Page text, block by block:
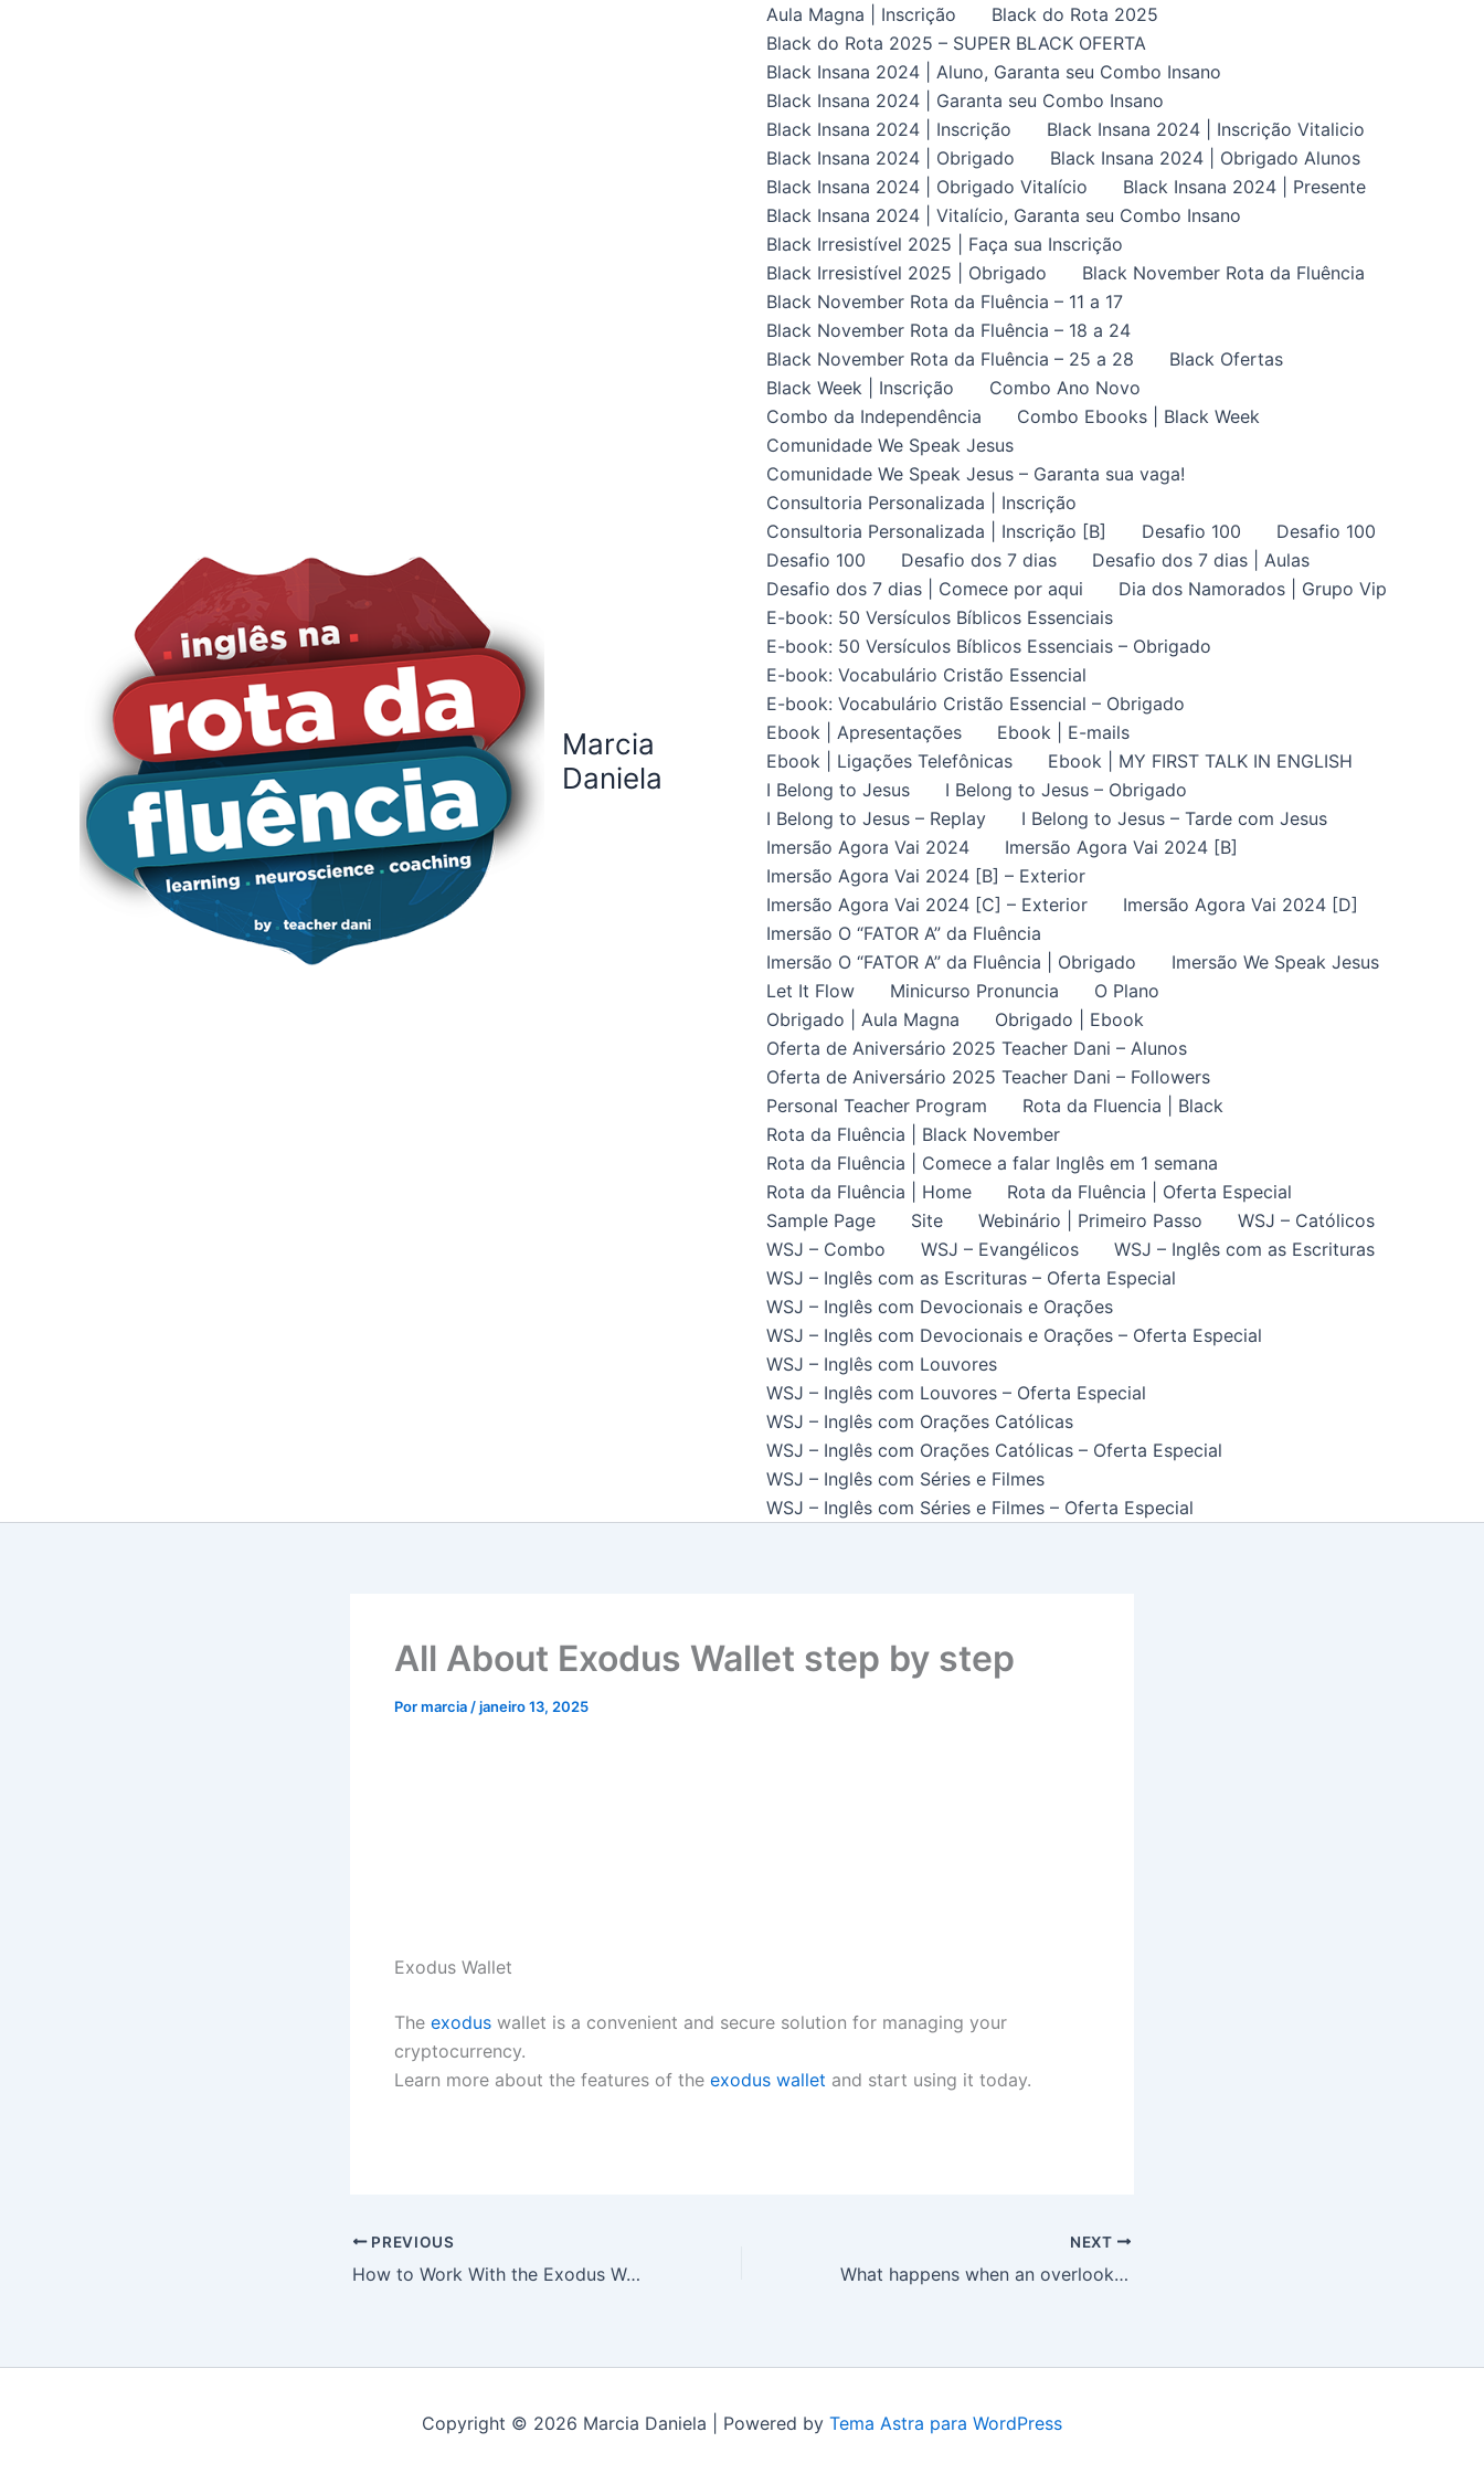
Marcia
Daniela
Aula Magna | Inscrição
Black do Rota 2025
Black do Rota 2025 – SUPER BLACK OFERTA
Black Insana 2024 | Aluno, Garanta seu Combo Insano
Black Insana 2024 | Garanta seu Combo Insano
Black Insana 2024 | Inscrição
Black Insana 2024 | Inscrição Vitalicio
Black Insana 2024 | Obrigado
Black Insana 2024 | Obrigado Alunos
Black Insana 2024 | Obrigado Vitalício
Black Insana 2024 | Presente
Black Insana 2024 | Vitalício, Garanta seu Combo Insano
Black Irresistível 2025 | Faça sua Inscrição
Black Irresistível 2025 | Obrigado
Black November Rota da Fluência
Black November Rota da Fluência – 11 a 17
Black November Rota da Fluência – 18 a 24
Black November Rota da Fluência – 25 a 28
Black Ofertas
Black Week | Inscrição
Combo Ano Novo
Combo da Independência
Combo Ebooks | Black Week
Comunidade We Speak Jesus
Comunidade We Speak Jesus – Garanta sua vaga!
Consultoria Personalizada | Inscrição
Consultoria Personalizada | Inscrição [B]
Desafio 100
Desafio 100
Desafio 100
Desafio dos 7 dias
Desafio dos 7 dias | Aulas
Desafio dos 7 dias | Comece por aqui
Dia dos Namorados | Grupo Vip
E-book: 50 Versículos Bíblicos Essenciais
E-book: 50 Versículos Bíblicos Essenciais – Obrigado
E-book: Vocabulário Cristão Essencial
E-book: Vocabulário Cristão Essencial – Obrigado
Ebook | Apresentações
Ebook | E-mails
Ebook | Ligações Telefônicas
Ebook | MY FIRST TALK IN ENGLISH
I Belong to Jesus
I Belong to Jesus – Obrigado
I Belong to Jesus – Replay
I Belong to Jesus – Tarde com Jesus
Imersão Agora Vai 2024
Imersão Agora Vai 2024 [B]
Imersão Agora Vai 2024 [B] – Exterior
Imersão Agora Vai 2024 [C] – Exterior
Imersão Agora Vai 2024 [D]
Imersão O “FATOR A” da Fluência
Imersão O “FATOR A” da Fluência | Obrigado
Imersão We Speak Jesus
Let It Flow
Minicurso Pronuncia
O Plano
Obrigado | Aula Magna
Obrigado | Ebook
Oferta de Aniversário 2025 Teacher Dani – Alunos
Oferta de Aniversário 2025 Teacher Dani – Followers
Personal Teacher Program
Rota da Fluencia | Black
Rota da Fluência | Black November
Rota da Fluência | Comece a falar Inglês em 1 semana
Rota da Fluência | Home
Rota da Fluência | Oferta Especial
Sample Page
Site Webinário | Primeiro Passo
WSJ – Católicos
WSJ – Combo
WSJ – Evangélicos
WSJ – Inglês com as Escrituras
WSJ – Inglês com as Escrituras – Oferta Especial
WSJ – Inglês com Devocionais e Orações
WSJ – Inglês com Devocionais e Orações – Oferta Especial
WSJ – Inglês com Louvores
WSJ – Inglês com Louvores – Oferta Especial
WSJ – Inglês com Orações Católicas
WSJ – Inglês com Orações Católicas – Oferta Especial
WSJ – Inglês com Séries e Filmes
WSJ – Inglês com Séries e Filmes – Oferta Especial
All About Exodus Wallet step by step
Pormarcia /janeiro 13, 2025
Exodus Wallet
The exodus wallet is a convenient and secure solution for managing your
cryptocurrency.
Learn more about the features of the exodus wallet and start using it today.
PREVIOUS
How to Work With the Exodus Wallet in 2024
NEXT
What happens when an overlooked bug breaks everything
Copyright © 2026 Marcia Daniela | Powered by Tema Astra para WordPress